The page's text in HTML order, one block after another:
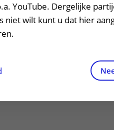
Contactgegevens
YouTube. Dergelijke
niet wilt kunt u dat hier